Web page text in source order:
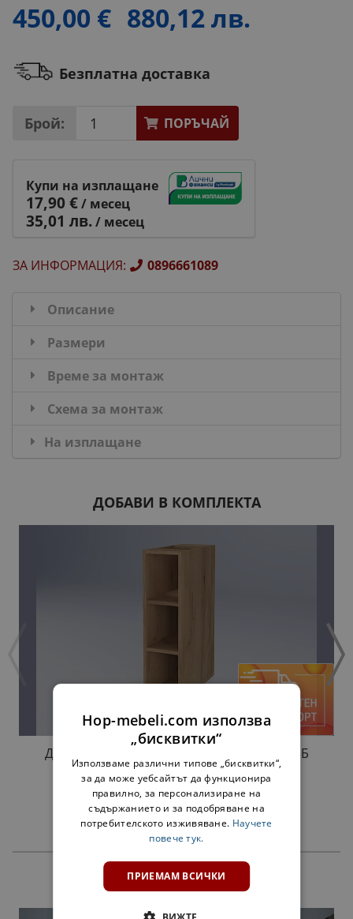
450,00 € 880,12 лв.
Безплатна доставка
Брой: ПОРЪЧАЙ
Купи на изплащане
17,90 €/ месец
35,01 лв./ месец
ЗА ИНФОРМАЦИЯ: 0896661089
Описание
Размери
Време за монтаж
Схема за монтаж
На изплащане
ДОБАВИ В КОМПЛЕКТА
ДОЛНА ЕТАЖЕРКА АННА Н20П ЗЛАТЕН ДЪБ
34,00 € 66,50 лв.
ПРОДУКТИ
Hop-mebeli.com използва
„бисквитки“
Използваме различни типове „бисквитки“,
за да може уебсайтът да функционира
правилно, за персонализиране на
съдържанието и за подобряване на
потребителското изживяване. Научете
повече тук.
ПРИЕМАМ ВСИЧКИ